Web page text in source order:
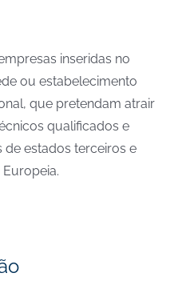
inseridas no
ou estabelecimento
que pretendam atrair
qualificados e
de estados terceiros e